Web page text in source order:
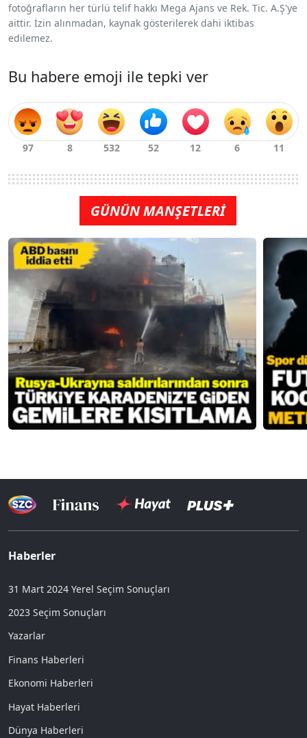
fotoğrafların her türlü telif hakkı Mega Ajans ve Rek. Tic. A.Ş'ye
aittir. İzin alınmadan, kaynak gösterilerek dahi iktibas
edilemez.
Bu habere emoji ile tepki ver
GÜNÜN MANŞETLERİ
Haberler
31 Mart 2024 Yerel Seçim Sonuçları
2023 Seçim Sonuçları
Yazarlar
Finans Haberleri
Ekonomi Haberleri
Hayat Haberleri
Dünya Haberleri